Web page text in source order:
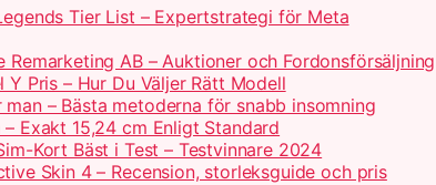
Tier List – Expertstrategi för Meta
Remarketing AB – Auktioner och Fordonsförsäljning
Y Pris – Hur Du Väljer Rätt Modell
man – Bästa metoderna för snabb insomning
– Exakt 15,24 cm Enligt Standard
Kort Bäst i Test – Testvinnare 2024
Skin 4 – Recension, storleksguide och pris